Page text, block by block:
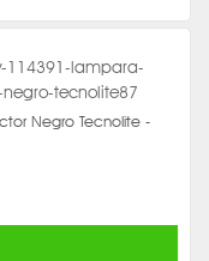
Negro Tecnolite -